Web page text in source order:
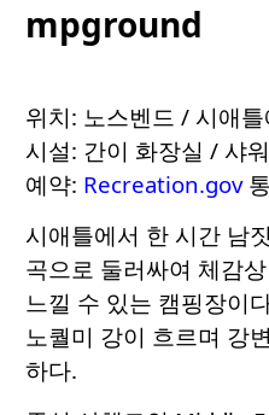
mpground
위치: 노스벤드 / 시애
시설: 간이 화장실 / 샤
예약: Recreation.gov
시애틀에서 한 시간 남
곡으로 둘러싸여 체감
느낄 수 있는 캠핑장이
노퀄미 강이 흐르며 강
하다.